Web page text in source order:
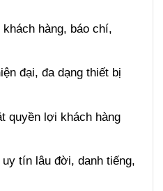
hàng, báo chí,
đại, đa dạng thiết bị
quyền lợi khách hàng
tín lâu đời, danh tiếng,